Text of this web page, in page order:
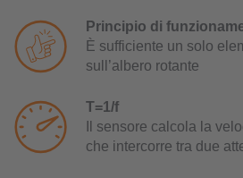
Principio di
È sufficiente un solo
sull’albero rotante
T=1/f
Il sensore calcola la
che intercorre tra due